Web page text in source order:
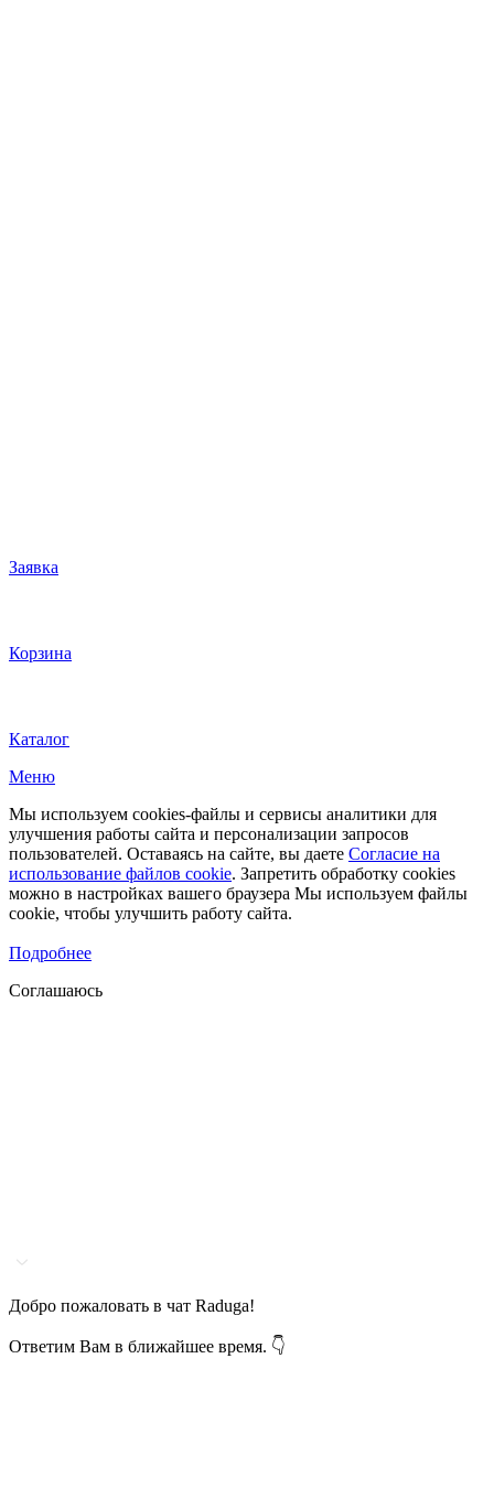
Заявка
Корзина
Каталог
Меню
Мы используем cookies-файлы и сервисы аналитики для
улучшения работы сайта и персонализации запросов
пользователей. Оставаясь на сайте, вы даете Согласие на
использование файлов cookie. Запретить обработку cookies
можно в настройках вашего браузера Мы используем файлы
cookie, чтобы улучшить работу сайта.
Подробнее
Соглашаюсь
Добро пожаловать в чат Raduga!
Ответим Вам в ближайшее время. 👇